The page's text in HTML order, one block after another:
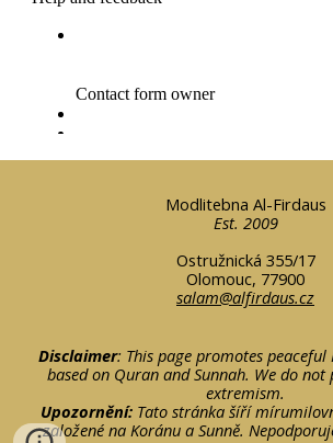
Modlitebna Al-Firdaus
Est. 2009
Ostružnická 355/17
Olomouc, 77900
salam@alfirdaus.cz
Disclaimer: This page promotes
based on Quran and Sunnah. We do
extremism.
Upozornění: Tato stránka šíří
založené na Koránu a Sunně.